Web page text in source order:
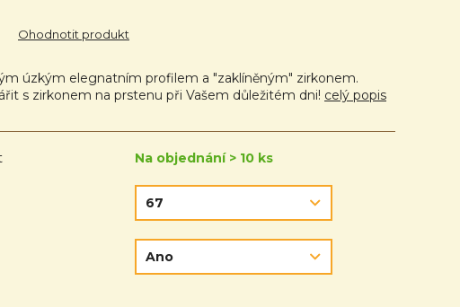
Ohodnotit produkt
úzkým elegnatním profilem a "zaklíněným" zirkonem.
s zirkonem na prstenu při Vašem důležitém dni! celý popis
Na objednání > 10 ks